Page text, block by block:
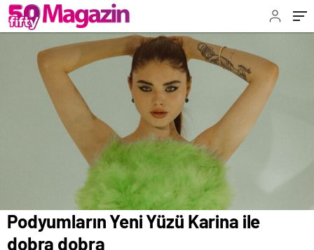
Podyumların Yeni Yüzü Karina ile
dobra dobra